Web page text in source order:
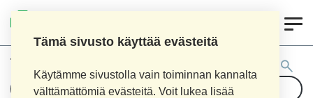
Tämä sivusto käyttää evästeitä
Käytämme sivustolla vain toiminnan kannalta
välttämättömiä evästeitä. Voit lukea lisää
Tuotehaku: